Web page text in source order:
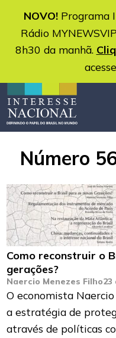
NOVO!Programa
Rádio
8h30 da manhã.
Número
Como reconstruir o
gerações?
Naercio Menezes Filho23
O economista
a estratégia de
através de políticas